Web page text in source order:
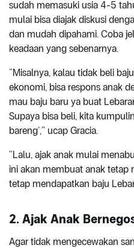
sudah memasuki usia 4-5
mulai bisa diajak diskusi
dan mudah dipahami. Coba
keadaan yang sebenarnya.
“Misalnya, kalau tidak beli
ekonomi, bisa respons anak
mau baju baru ya buat
Supaya bisa beli, kita
bareng’,” ucap Gracia.
“Lalu, ajak anak mulai
ini akan membuat anak tetap
tetap mendapatkan baju
2. Ajak Anak
Agar tidak mengecewakan